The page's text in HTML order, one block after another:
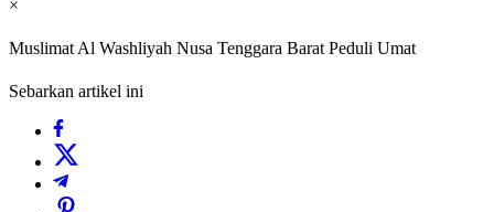
×
Muslimat Al Washliyah Nusa Tenggara Barat Peduli Umat
Sebarkan artikel ini